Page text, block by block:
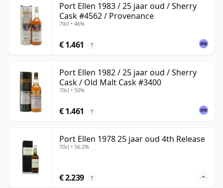
Port Ellen 1983 / 25 jaar oud / Sherry
Cask #4562 / Provenance
70cl • 46%
€ 1.461 ?
Port Ellen 1982 / 25 jaar oud / Sherry
Cask / Old Malt Cask #3400
70cl • 50%
€ 1.461 ?
Port Ellen 1978 25 jaar oud 4th Release
70cl • 56.2%
€ 2.239 ?